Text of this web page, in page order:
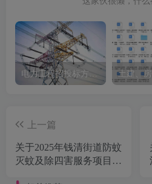
上一篇
关于2025年钱清街道防蚊
灭蚊及除四害服务项目的